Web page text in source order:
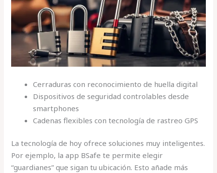
Cerraduras con reconocimiento de huella digital
Dispositivos de seguridad controlables desde
smartphones
Cadenas flexibles con tecnología de rastreo GPS
La tecnología de hoy ofrece soluciones muy inteligentes.
Por ejemplo, la app BSafe te permite elegir
“guardianes” que sigan tu ubicación. Esto añade más